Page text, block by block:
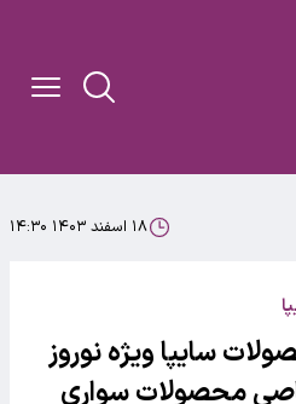
۱۸ اسفند ۱۴۰۳ ۱۴:۳۰
سایپا ویژه نوروز